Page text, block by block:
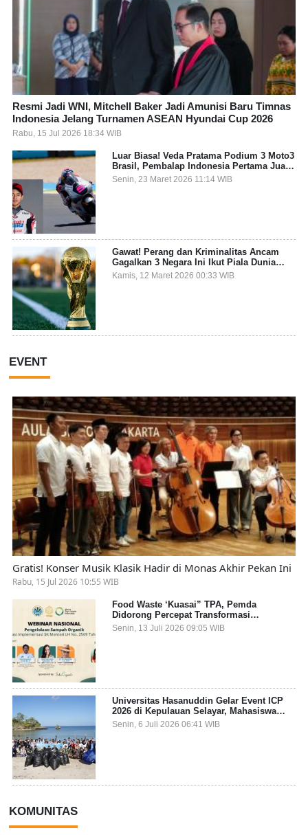
Resmi Jadi WNI, Mitchell Baker Jadi Amunisi Baru Timnas
Indonesia Jelang Turnamen ASEAN Hyundai Cup 2026
Rabu, 15 Jul 2026 18:34 WIB
Luar Biasa! Veda Pratama Podium 3 Moto3
Brasil, Pembalap Indonesia Pertama Juara
Grand Prix
Senin, 23 Maret 2026 11:14 WIB
Gawat! Perang dan Kriminalitas Ancam
Gagalkan 3 Negara Ini Ikut Piala Dunia
2026
Kamis, 12 Maret 2026 00:33 WIB
EVENT
Gratis! Konser Musik Klasik Hadir di Monas Akhir Pekan Ini
Rabu, 15 Jul 2026 10:55 WIB
Food Waste ‘Kuasai” TPA, Pemda
Didorong Percepat Transformasi
Pengelolaan Sampah Organik dari Sumber
Senin, 13 Juli 2026 09:05 WIB
Universitas Hasanuddin Gelar Event ICP
2026 di Kepulauan Selayar, Mahasiswa
dari 27 Negara Jadi Partisipan
Senin, 6 Juli 2026 06:41 WIB
KOMUNITAS